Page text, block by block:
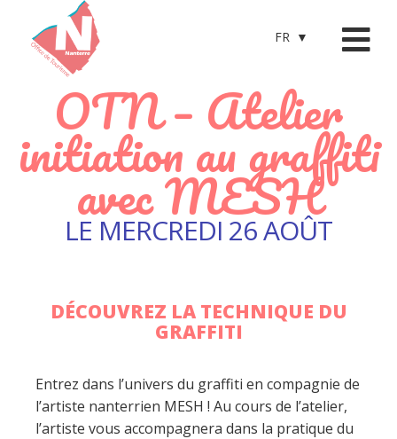
FR
OTN – Atelier
initiation au graffiti
avec MESH
LE MERCREDI 26 AOÛT
DÉCOUVREZ LA TECHNIQUE DU
GRAFFITI
Entrez dans l’univers du graffiti en compagnie de
l’artiste nanterrien MESH ! Au cours de l’atelier,
l’artiste vous accompagnera dans la pratique du